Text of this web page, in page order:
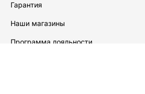
Гарантия
Наши магазины
Программа лояльности